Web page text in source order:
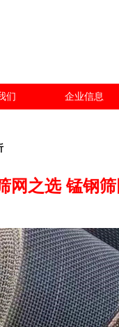
们 企业信息
网之选 锰钢